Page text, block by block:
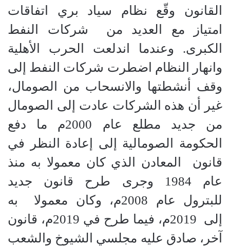
القانون وقّع نظام سياد بري اتفاقات
امتياز مع العديد من شركات النفط
الكبرى. وعندما اندلعت الحرب الأهلية
وانهار النظام اضطرت شركات النفط إلى
وقف أنشطتها والانسحاب من الصومال،
غير أن هذه الشركات عادت إلى الصومال
من جديد مطلع عام 2000م ما دفع
الحكومة الصومالية إلى إعادة النظر في
قانون المعادن الذي كان معمولا به منذ
عام 1984 وجرى طرح قانون جديد
للبترول عام 2008م، وكان معمولا به
إلى 2019م، فيما طرح في 2019م، قانون
آخر، صادق عليه مجلسي الشيوخ والشعب